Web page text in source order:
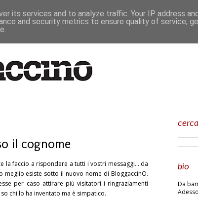
il cognome
la faccio a rispondere a tutti i vostri messaggi... da
meglio esiste sotto il nuovo nome di BloggaccinO.
per caso attirare più visitatori i ringraziamenti
chi lo ha inventato ma è simpatico.
bio
Da
its services and to analyze traffic. Your IP address
and security metrics to ensure quality of service,